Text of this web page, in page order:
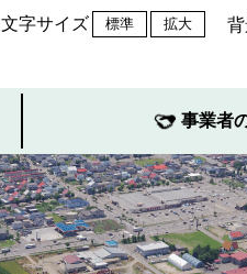
文字サイズ 標準 拡大
事業者